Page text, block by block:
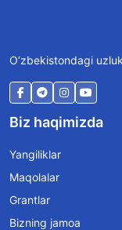
O‘zbekistondagi
Biz haqimizda
Yangiliklar
Maqolalar
Grantlar
Bizning jamoa